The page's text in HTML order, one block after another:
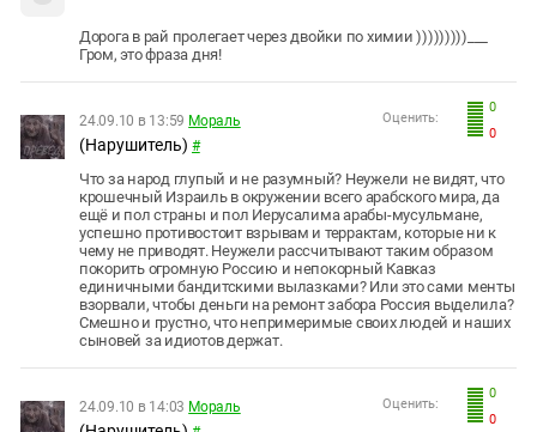
Дорога в рай пролегает через двойки по химии )))))))))___
Гром, это фраза дня!
0
0
Оценить:
24.09.10 в 13:59 Мораль
(Нарушитель) #
Что за народ глупый и не разумный? Неужели не видят, что
крошечный Израиль в окружении всего арабского мира, да
ещё и пол страны и пол Иерусалима арабы-мусульмане,
успешно противостоит взрывам и террактам, которые ни к
чему не приводят. Неужели рассчитывают таким образом
покорить огромную Россию и непокорный Кавказ
единичными бандитскими вылазками? Или это сами менты
взорвали, чтобы деньги на ремонт забора Россия выделила?
Смешно и грустно, что непримеримые своих людей и наших
сыновей за идиотов держат.
0
0
Оценить:
24.09.10 в 14:03 Мораль